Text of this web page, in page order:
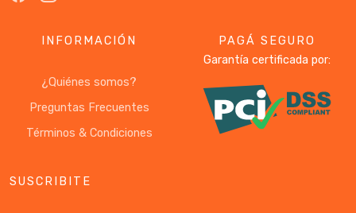
INFORMACIÓN
¿Quiénes somos?
Preguntas Frecuentes
Términos & Condiciones
PAGÁ SEGURO
Garantía certificada por:
SUSCRIBITE